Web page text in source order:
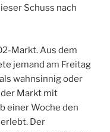
Schuss nach
Markt. Aus dem
jemand am Freitag
wahnsinnig oder
Markt mit
einer Woche den
Der